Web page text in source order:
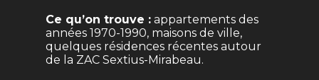
Ce qu’on trouve : appartements des
années 1970-1990, maisons de ville,
quelques résidences récentes autour
de la ZAC Sextius-Mirabeau.